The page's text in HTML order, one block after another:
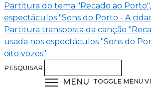
Partitura do tema "Recado ao
espectáculos "Sons do Porto - A
Partitura transposta da canção
usada nos espectáculos "Sons do
oito vozes"
PESQUISAR
MENU TOGGLE MENU